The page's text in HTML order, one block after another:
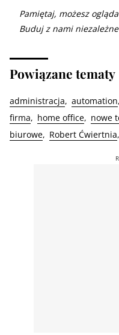
Pamiętaj, możesz
Buduj z nami
Powiązane tematy
administracja automation
firma
home office nowe
biurowe
Robert Ćwiertnia